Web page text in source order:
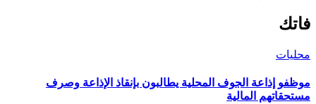
فاتك
محليات
موظفو إذاعة الجوف المحلية يطالبون بإنقاذ الإذاعة وصرف
مستحقاتهم المالية